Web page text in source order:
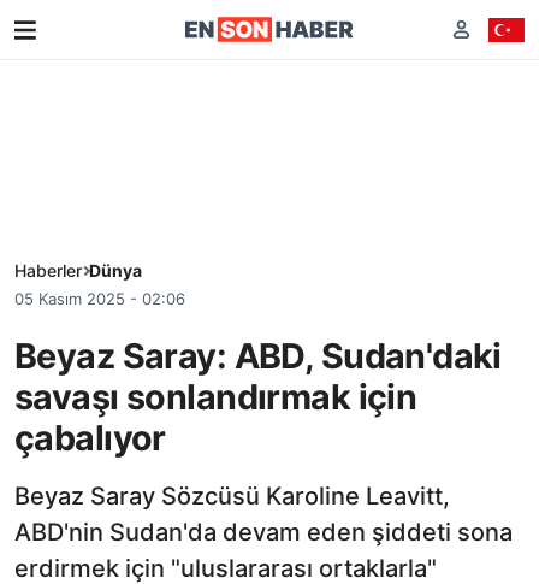
Haberler Dünya
05 Kasım 2025 - 02:06
Beyaz Saray: ABD, Sudan'daki
savaşı sonlandırmak için
çabalıyor
Beyaz Saray Sözcüsü Karoline Leavitt,
ABD'nin Sudan'da devam eden şiddeti sona
erdirmek için "uluslararası ortaklarla"